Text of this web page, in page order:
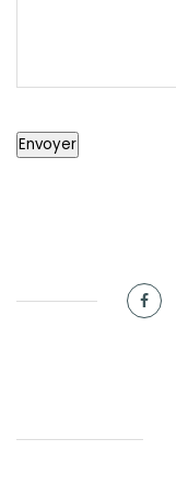
Envoyer